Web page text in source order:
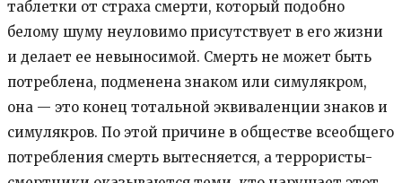
таблетки от страха смерти, который подобно
белому шуму неуловимо присутствует в его жизни
и делает ее невыносимой. Смерть не может быть
потреблена, подменена знаком или симулякром,
она — это конец тотальной эквиваленции знаков и
симулякров. По этой причине в обществе всеобщего
потребления смерть вытесняется, а террористы-